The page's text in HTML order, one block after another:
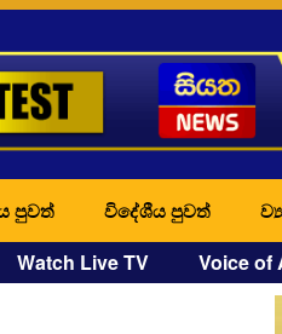
පුවත් විදේශීය පුවත්
Watch Live TV Voice of